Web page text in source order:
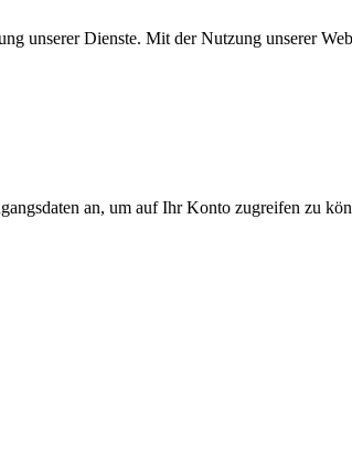
unserer Dienste. Mit der Nutzung unserer
an, um auf Ihr Konto zugreifen zu